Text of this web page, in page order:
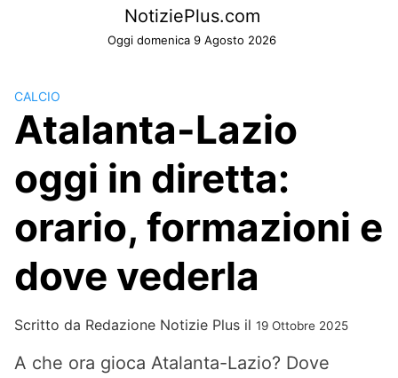
NotiziePlus.com
Oggi domenica 9 Agosto 2026
CALCIO
Atalanta-Lazio
oggi in diretta:
orario, formazioni e
dove vederla
Scritto da Redazione Notizie Plus il 19 Ottobre 2025
A che ora gioca Atalanta-Lazio? Dove